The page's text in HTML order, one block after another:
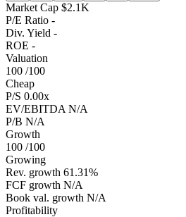
Market Cap $2.1K
P/E Ratio -
Div. Yield -
ROE -
Valuation
100 /100
Cheap
P/S 0.00x
EV/EBITDA N/A
P/B N/A
Growth
100 /100
Growing
Rev. growth 61.31%
FCF growth N/A
Book val. growth N/A
Profitability